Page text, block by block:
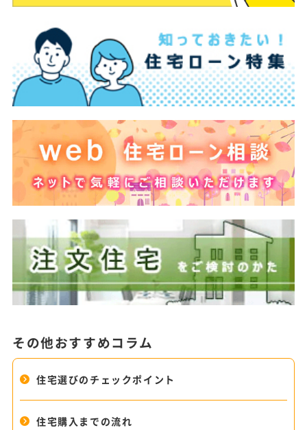
その他おすすめコラム
住宅選びのチェックポイント
住宅購入までの流れ